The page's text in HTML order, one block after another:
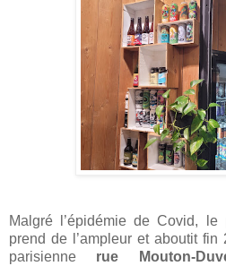
Malgré l’épidémie de Covid, le
prend de l’ampleur et aboutit
parisienne rue Mouton-